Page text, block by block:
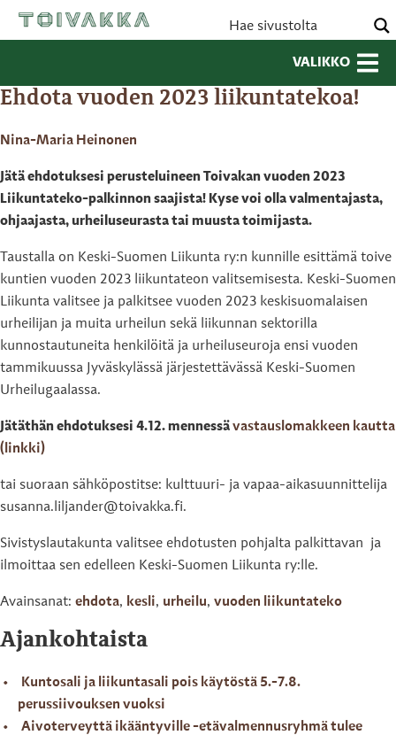
VALIKKO
Ehdota vuoden 2023 liikuntatekoa!
Nina-Maria Heinonen
Jätä ehdotuksesi perusteluineen Toivakan vuoden 2023
Liikuntateko-palkinnon saajista! Kyse voi olla valmentajasta,
ohjaajasta, urheiluseurasta tai muusta toimijasta.
Taustalla on Keski-Suomen Liikunta ry:n kunnille esittämä toive
kuntien vuoden 2023 liikuntateon valitsemisesta. Keski-Suomen
Liikunta valitsee ja palkitsee vuoden 2023 keskisuomalaisen
urheilijan ja muita urheilun sekä liikunnan sektorilla
kunnostautuneita henkilöitä ja urheiluseuroja ensi vuoden
tammikuussa Jyväskylässä järjestettävässä Keski-Suomen
Urheilugaalassa.
Jätäthän ehdotuksesi 4.12. mennessävastauslomakkeen kautta
(linkki)
tai suoraan sähköpostitse: kulttuuri- ja vapaa-aikasuunnittelija
susanna.liljander@toivakka.fi.
Sivistyslautakunta valitsee ehdotusten pohjalta palkittavan ja
ilmoittaa sen edelleen Keski-Suomen Liikunta ry:lle.
Avainsanat: ehdota, kesli, urheilu, vuoden liikuntateko
Ajankohtaista
Kuntosali ja liikuntasali pois käytöstä 5.-7.8.
perussiivouksen vuoksi
Aivoterveyttä ikääntyville -etävalmennusryhmä tulee